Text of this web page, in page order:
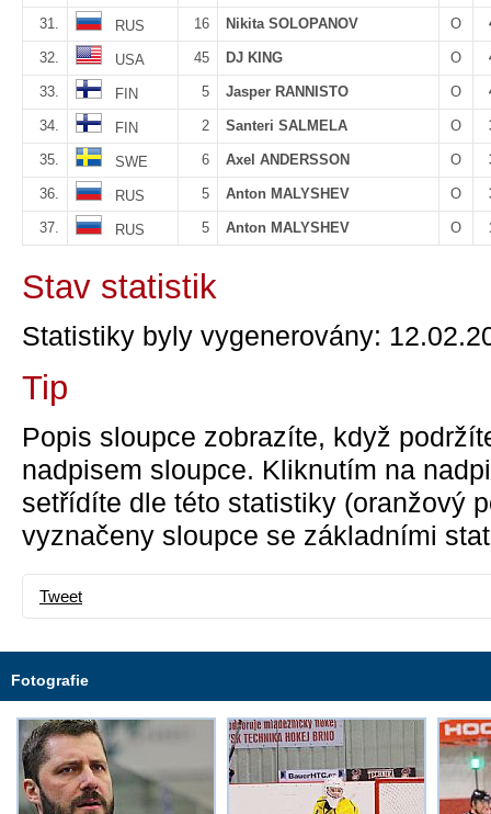
31. RUS 16 Nikita SOLOPANOV O
32. USA 45 DJ KING O
33. FIN 5 Jasper RANNISTO O
34. FIN 2 Santeri SALMELA O
35. SWE 6 Axel ANDERSSON O
36. RUS 5 Anton MALYSHEV O
37. RUS 5 Anton MALYSHEV O
Stav statistik
Statistiky byly vygenerovány:
Tip
Popis sloupce zobrazíte, když
nadpisem sloupce. Kliknutím na
setřídíte dle této statistiky (oranžový
vyznačeny sloupce se základními
Tweet
Fotografie